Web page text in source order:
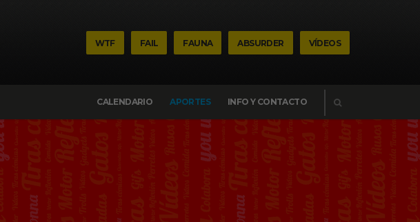
WTF FAIL FAUNA ABSURDER VÍDEOS
BUSCAR
CALENDARIO
APORTES INFO Y CONTACTO